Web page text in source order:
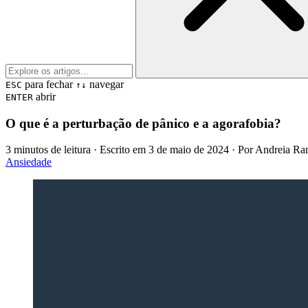
ESC para fechar ↑↓ navegar
ENTER abrir
O que é a perturbação de pânico e a agorafobia?
3 minutos de leitura · Escrito em 3 de maio de 2024 · PorAndreia
Ansiedade